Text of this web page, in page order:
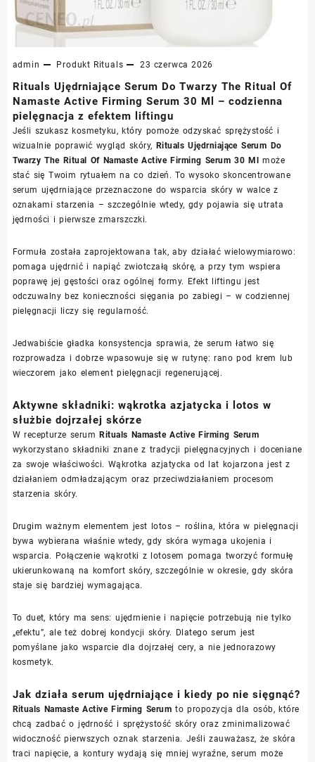
admin Produkt Rituals 23 czerwca 2026
Rituals Ujędrniające Serum Do Twarzy The Ritual Of
Namaste Active Firming Serum 30 Ml – codzienna
pielęgnacja z efektem liftingu
Jeśli szukasz kosmetyku, który pomoże odzyskać sprężystość i
wizualnie poprawić wygląd skóry, Rituals Ujędrniające Serum Do
Twarzy The Ritual Of Namaste Active Firming Serum 30 Ml może
stać się Twoim rytuałem na co dzień. To wysoko skoncentrowane
serum ujędrniające przeznaczone do wsparcia skóry w walce z
oznakami starzenia – szczególnie wtedy, gdy pojawia się utrata
jędrności i pierwsze zmarszczki.
Formuła została zaprojektowana tak, aby działać wielowymiarowo:
pomaga ujędrnić i napiąć zwiotczałą skórę, a przy tym wspiera
poprawę jej gęstości oraz ogólnej formy. Efekt liftingu jest
odczuwalny bez konieczności sięgania po zabiegi – w codziennej
pielęgnacji liczy się regularność.
Jedwabiście gładka konsystencja sprawia, że serum łatwo się
rozprowadza i dobrze wpasowuje się w rutynę: rano pod krem lub
wieczorem jako element pielęgnacji regenerującej.
Aktywne składniki: wąkrotka azjatycka i lotos w
służbie dojrzałej skórze
W recepturze serumRituals Namaste Active Firming Serum
wykorzystano składniki znane z tradycji pielęgnacyjnych i doceniane
za swoje właściwości. Wąkrotka azjatycka od lat kojarzona jest z
działaniem odmładzającym oraz przeciwdziałaniem procesom
starzenia skóry.
Drugim ważnym elementem jest lotos – roślina, która w pielęgnacji
bywa wybierana właśnie wtedy, gdy skóra wymaga ukojenia i
wsparcia. Połączenie wąkrotki z lotosem pomaga tworzyć formułę
ukierunkowaną na komfort skóry, szczególnie w okresie, gdy skóra
staje się bardziej wymagająca.
To duet, który ma sens: ujędrnienie i napięcie potrzebują nie tylko
„efektu”, ale też dobrej kondycji skóry. Dlatego serum jest
pomyślane jako wsparcie dla dojrzałej cery, a nie jednorazowy
kosmetyk.
Jak działa serum ujędrniające i kiedy po nie sięgnąć?
Rituals Namaste Active Firming Serum to propozycja dla osób, które
chcą zadbać o jędrność i sprężystość skóry oraz zminimalizować
widoczność pierwszych oznak starzenia. Jeśli zauważasz, że skóra
traci napięcie, a kontury wydają się mniej wyraźne, serum może